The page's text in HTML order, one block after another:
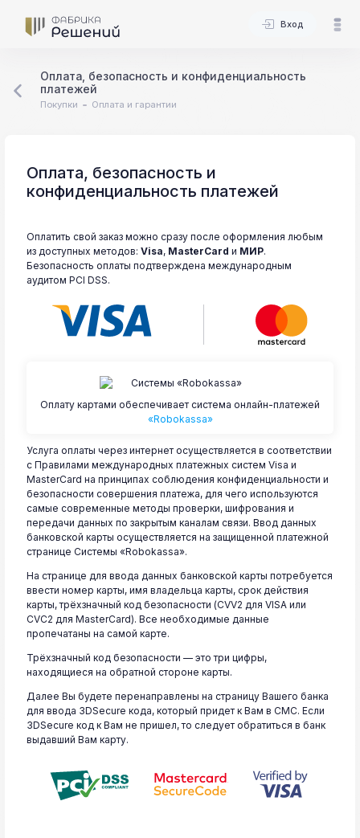
Вход
Оплата, безопасность и конфиденциальность
платежей
Покупки Оплата и гарантии
Оплата, безопасность и
конфиденциальность платежей
Оплатить свой заказ можно сразу после оформления любым
из доступных методов: Visa, MasterCard и МИР.
Безопасность оплаты подтверждена международным
аудитом PCI DSS.
Оплату картами обеспечивает система онлайн-платежей
«Robokassa»
Услуга оплаты через интернет осуществляется в соответствии
с Правилами международных платежных систем Visa и
MasterCard на принципах соблюдения конфиденциальности и
безопасности совершения платежа, для чего используются
самые современные методы проверки, шифрования и
передачи данных по закрытым каналам связи. Ввод данных
банковской карты осуществляется на защищенной платежной
странице Системы «Robokassa».
На странице для ввода данных банковской карты потребуется
ввести номер карты, имя владельца карты, срок действия
карты, трёхзначный код безопасности (CVV2 для VISA или
CVC2 для MasterCard). Все необходимые данные
пропечатаны на самой карте.
Трёхзначный код безопасности — это три цифры,
находящиеся на обратной стороне карты.
Далее Вы будете перенаправлены на страницу Вашего банка
для ввода 3DSecure кода, который придет к Вам в СМС. Если
3DSecure код к Вам не пришел, то следует обратиться в банк
выдавший Вам карту.